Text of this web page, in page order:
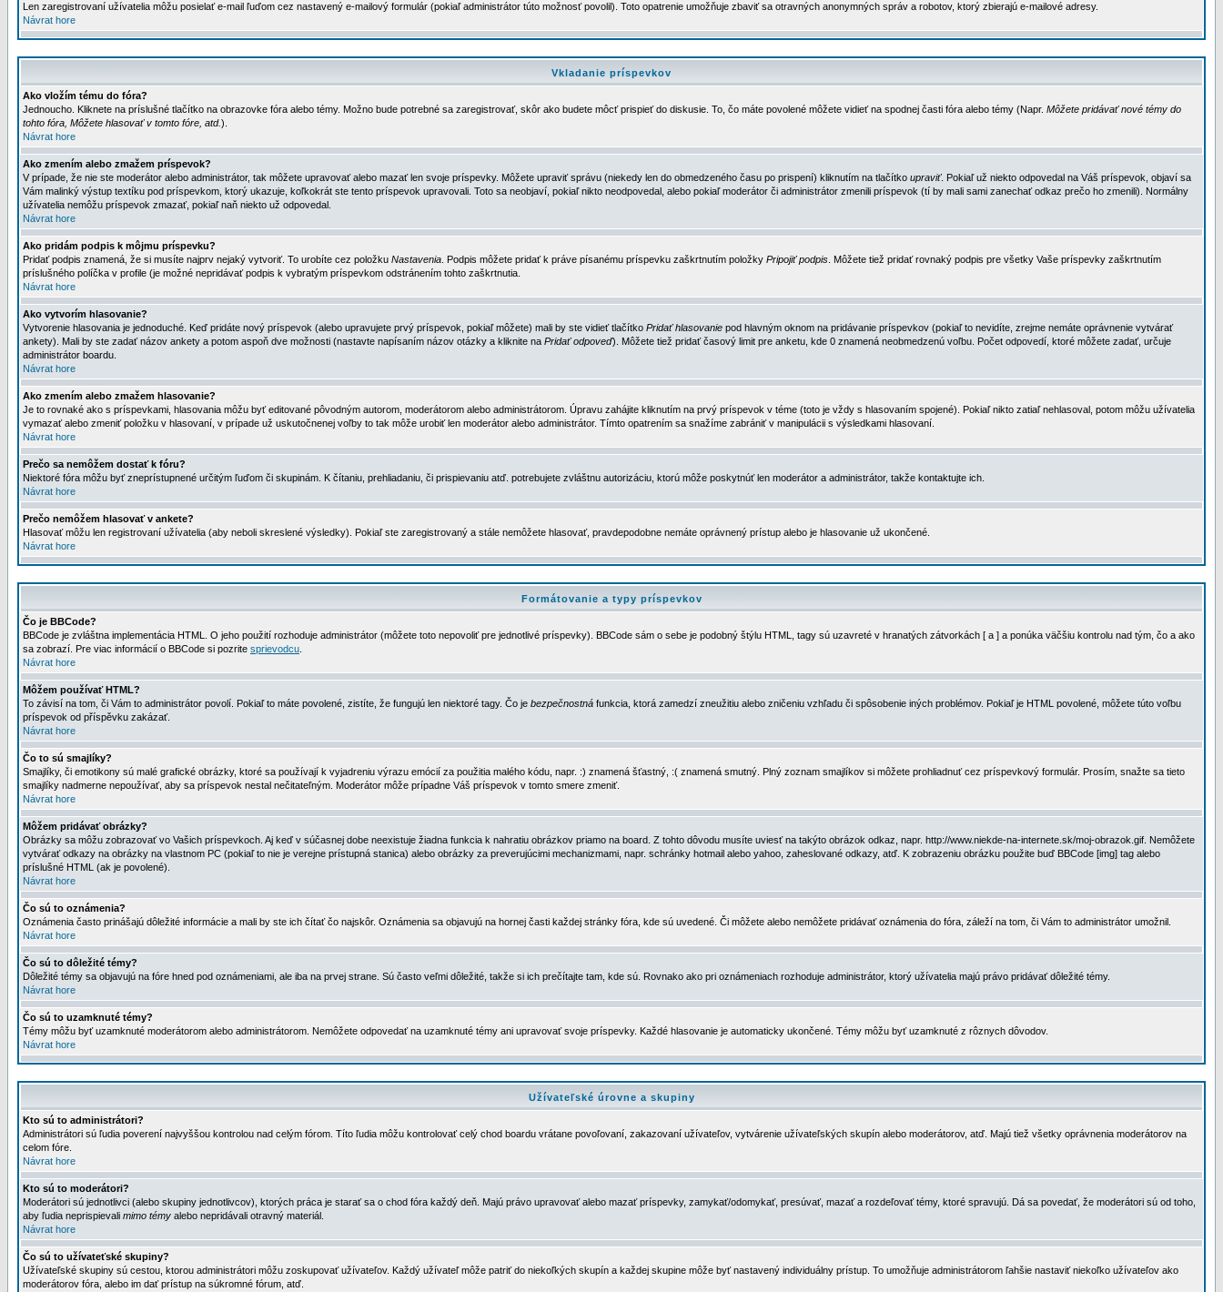
Len zaregistrovaní užívatelia môžu posielať e-mail ľuďom cez nastavený e-mailový formulár (pokiaľ administrátor túto možnosť povolil). Toto opatrenie umožňuje zbaviť sa otravných anonymných správ a robotov, ktorý zbierajú e-mailové adresy.
Návrat hore
Vkladanie príspevkov
Ako vložím tému do fóra?
Jednoucho. Kliknete na príslušné tlačítko na obrazovke fóra alebo témy. Možno bude potrebné sa zaregistrovať, skôr ako budete môcť prispieť do diskusie. To, čo máte povolené môžete vidieť na spodnej časti fóra alebo témy (Napr. Môžete pridávať nové témy do
tohto fóra, Môžete hlasovať v tomto fóre, atd.).
Návrat hore
Ako zmením alebo zmažem príspevok?
V prípade, že nie ste moderátor alebo administrátor, tak môžete upravovať alebo mazať len svoje príspevky. Môžete upraviť správu (niekedy len do obmedzeného času po prispení) kliknutím na tlačítko upraviť. Pokiaľ už niekto odpovedal na Váš príspevok, objaví sa
Vám malinký výstup textíku pod príspevkom, ktorý ukazuje, koľkokrát ste tento príspevok upravovali. Toto sa neobjaví, pokiaľ nikto neodpovedal, alebo pokiaľ moderátor či administrátor zmenili príspevok (tí by mali sami zanechať odkaz prečo ho zmenili). Normálny
užívatelia nemôžu príspevok zmazať, pokiaľ naň niekto už odpovedal.
Návrat hore
Ako pridám podpis k môjmu príspevku?
Pridať podpis znamená, že si musíte najprv nejaký vytvoriť. To urobíte cez položku Nastavenia . Podpis môžete pridať k práve písanému príspevku zaškrtnutím položky Pripojiť podpis . Môžete tiež pridať rovnaký podpis pre všetky Vaše príspevky zaškrtnutím
príslušného políčka v profile (je možné nepridávať podpis k vybratým príspevkom odstránením tohto zaškrtnutia.
Návrat hore
Ako vytvorím hlasovanie?
Vytvorenie hlasovania je jednoduché. Keď pridáte nový príspevok (alebo upravujete prvý príspevok, pokiaľ môžete) mali by ste vidieť tlačítko Pridať hlasovanie pod hlavným oknom na pridávanie príspevkov (pokiaľ to nevidíte, zrejme nemáte oprávnenie vytvárať
ankety). Mali by ste zadať názov ankety a potom aspoň dve možnosti (nastavte napísaním názov otázky a kliknite na Pridať odpoveď). Môžete tiež pridať časový limit pre anketu, kde 0 znamená neobmedzenú voľbu. Počet odpovedí, ktoré môžete zadať, určuje
administrátor boardu.
Návrat hore
Ako zmením alebo zmažem hlasovanie?
Je to rovnaké ako s príspevkami, hlasovania môžu byť editované pôvodným autorom, moderátorom alebo administrátorom. Úpravu zahájite kliknutím na prvý príspevok v téme (toto je vždy s hlasovaním spojené). Pokiaľ nikto zatiaľ nehlasoval, potom môžu užívatelia
vymazať alebo zmeniť položku v hlasovaní, v prípade už uskutočnenej voľby to tak môže urobiť len moderátor alebo administrátor. Tímto opatrením sa snažíme zabrániť v manipulácii s výsledkami hlasovaní.
Návrat hore
Prečo sa nemôžem dostať k fóru?
Niektoré fóra môžu byť zneprístupnené určitým ľuďom či skupinám. K čítaniu, prehliadaniu, či prispievaniu atď. potrebujete zvláštnu autorizáciu, ktorú môže poskytnúť len moderátor a administrátor, takže kontaktujte ich.
Návrat hore
Prečo nemôžem hlasovať v ankete?
Hlasovať môžu len registrovaní užívatelia (aby neboli skreslené výsledky). Pokiaľ ste zaregistrovaný a stále nemôžete hlasovať, pravdepodobne nemáte oprávnený prístup alebo je hlasovanie už ukončené.
Návrat hore
Formátovanie a typy príspevkov
Čo je BBCode?
BBCode je zvláštna implementácia HTML. O jeho použití rozhoduje administrátor (môžete toto nepovoliť pre jednotlivé príspevky). BBCode sám o sebe je podobný štýlu HTML, tagy sú uzavreté v hranatých zátvorkách [ a ] a ponúka väčšiu kontrolu nad tým, čo a ako
sa zobrazí. Pre viac informácií o BBCode si pozrite sprievodcu
Návrat hore
Môžem používať HTML?
To závisí na tom, či Vám to administrátor povolí. Pokiaľ to máte povolené, zistíte, že fungujú len niektoré tagy. Čo je bezpečnostná funkcia, ktorá zamedzí zneužitiu alebo zničeniu vzhľadu či spôsobenie iných problémov. Pokiaľ je HTML povolené, môžete túto voľbu
príspevok od příspěvku zakázať.
Návrat hore
Čo to sú smajlíky?
Smajlíky, či emotikony sú malé grafické obrázky, ktoré sa používají k vyjadreniu výrazu emócií za použitia malého kódu, napr. :) znamená šťastný, :( znamená smutný. Plný zoznam smajlíkov si môžete prohliadnuť cez príspevkový formulár. Prosím, snažte sa tieto
smajlíky nadmerne nepoužívať, aby sa príspevok nestal nečitateľným. Moderátor môže prípadne Váš príspevok v tomto smere zmeniť.
Návrat hore
Môžem pridávať obrázky?
Obrázky sa môžu zobrazovať vo Vašich príspevkoch. Aj keď v súčasnej dobe neexistuje žiadna funkcia k nahratiu obrázkov priamo na board. Z tohto dôvodu musíte uviesť na takýto obrázok odkaz, napr. http://www.niekde-na-internete.sk/moj-obrazok.gif. Nemôžete
vytvárať odkazy na obrázky na vlastnom PC (pokiaľ to nie je verejne prístupná stanica) alebo obrázky za preverujúcimi mechanizmami, napr. schránky hotmail alebo yahoo, zaheslované odkazy, atď. K zobrazeniu obrázku použite buď BBCode [img] tag alebo
príslušné HTML (ak je povolené).
Návrat hore
Čo sú to oznámenia?
Oznámenia často prinášajú dôležité informácie a mali by ste ich čítať čo najskôr. Oznámenia sa objavujú na hornej časti každej stránky fóra, kde sú uvedené. Či môžete alebo nemôžete pridávať oznámenia do fóra, záleží na tom, či Vám to administrátor umožnil.
Návrat hore
Čo sú to dôležité témy?
Dôležité témy sa objavujú na fóre hned pod oznámeniami, ale iba na prvej strane. Sú často veľmi dôležité, takže si ich prečítajte tam, kde sú. Rovnako ako pri oznámeniach rozhoduje administrátor, ktorý užívatelia majú právo pridávať dôležité témy.
Návrat hore
Čo sú to uzamknuté témy?
Témy môžu byť uzamknuté moderátorom alebo administrátorom. Nemôžete odpovedať na uzamknuté témy ani upravovať svoje príspevky. Každé hlasovanie je automaticky ukončené. Témy môžu byť uzamknuté z rôznych dôvodov.
Návrat hore
Užívateľské úrovne a skupiny
Kto sú to administrátori?
Administrátori sú ľudia poverení najvyššou kontrolou nad celým fórom. Títo ľudia môžu kontrolovať celý chod boardu vrátane povoľovaní, zakazovaní užívateľov, vytvárenie užívateľských skupín alebo moderátorov, atď. Majú tiež všetky oprávnenia moderátorov na
celom fóre.
Návrat hore
Kto sú to moderátori?
Moderátori sú jednotlivci (alebo skupiny jednotlivcov), ktorých práca je starať sa o chod fóra každý deň. Majú právo upravovať alebo mazať príspevky, zamykať/odomykať, presúvať, mazať a rozdeľovať témy, ktoré spravujú. Dá sa povedať, že moderátori sú od toho,
aby ľudia neprispievali mimo témy alebo nepridávali otravný materiál.
Návrat hore
Čo sú to užívateťské skupiny?
Užívateľské skupiny sú cestou, ktorou administrátori môžu zoskupovať užívateľov. Každý užívateľ môže patriť do niekoľkých skupín a každej skupine môže byť nastavený individuálny prístup. To umožňuje administrátorom ľahšie nastaviť niekoľko užívateľov ako
moderátorov fóra, alebo im dať prístup na súkromné fórum, atď.